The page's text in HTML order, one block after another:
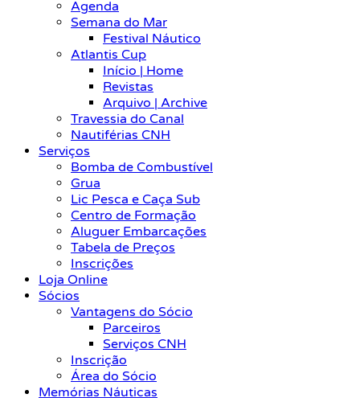
Agenda
Semana do Mar
Festival Náutico
Atlantis Cup
Início | Home
Revistas
Arquivo | Archive
Travessia do Canal
Nautiférias CNH
Serviços
Bomba de Combustível
Grua
Lic Pesca e Caça Sub
Centro de Formação
Aluguer Embarcações
Tabela de Preços
Inscrições
Loja Online
Sócios
Vantagens do Sócio
Parceiros
Serviços CNH
Inscrição
Área do Sócio
Memórias Náuticas